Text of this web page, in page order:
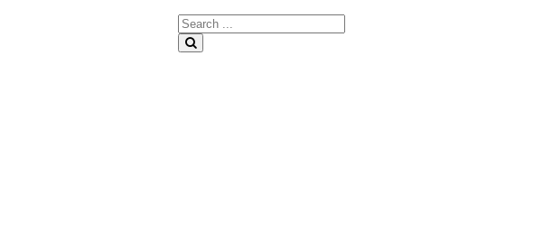
Search
for: